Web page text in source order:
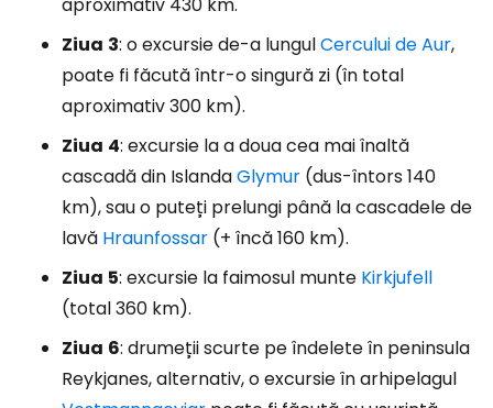
Ziua 3: o excursie de-a lungulCercului de Aur,
poate fi făcută într-o singură zi (în total
aproximativ 300 km).
Ziua 4: excursie la a doua cea mai înaltă
cascadă din IslandaGlymur (dus-întors 140
km), sau o puteți prelungi până la cascadele de
lavă Hraunfossar (+ încă 160 km).
Ziua 5: excursie la faimosul munte Kirkjufell
(total 360 km).
Ziua 6: drumeții scurte pe îndelete în peninsula
Reykjanes, alternativ, o excursie în arhipelagul